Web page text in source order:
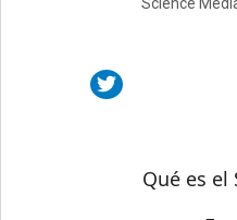
Sobre SMCQué es el